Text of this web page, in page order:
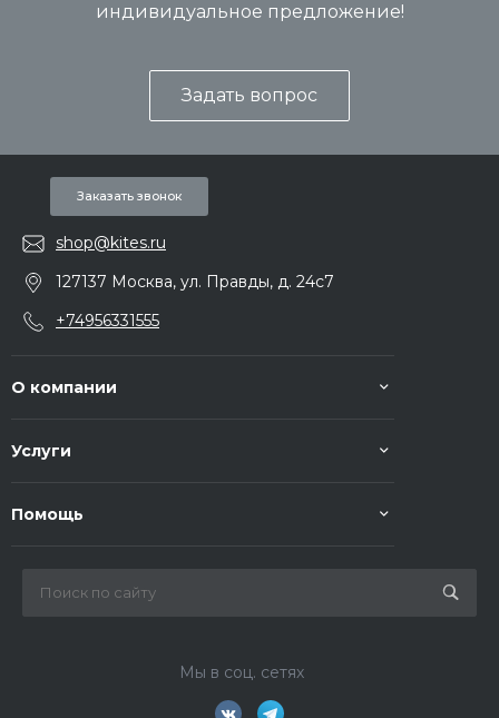
индивидуальное предложение!
Задать вопрос
Заказать звонок
shop@kites.ru
127137 Москва, ул. Правды, д. 24с7
+74956331555
О компании
Услуги
Помощь
Мы в соц. сетях